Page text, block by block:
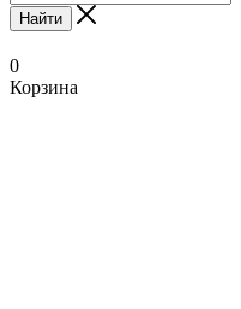
Найти
0
Корзина